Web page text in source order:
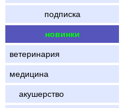
подписка
новинки
ветеринария
медицина
акушерство